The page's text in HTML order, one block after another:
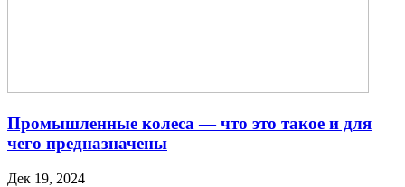
Промышленные колеса — что это такое и для
чего предназначены
Дек 19, 2024